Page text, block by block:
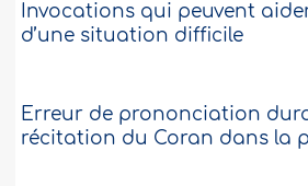
Invocations qui peuvent
d’une situation difficile
Erreur de prononciation
récitation du Coran dans la